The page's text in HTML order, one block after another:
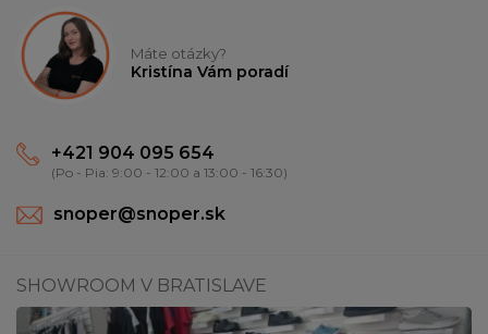
Máte otázky?
Kristína Vám poradí
+421 904 095 654
(Po - Pia: 9:00 - 12:00 a 13:00 - 16:30)
snoper@snoper.sk
SHOWROOM V BRATISLAVE